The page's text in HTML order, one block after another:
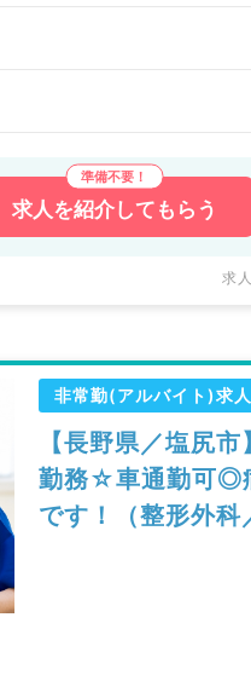
求人を紹介してもらう
求
非常勤(アルバイト)求人
【長野県／塩尻
勤務☆車通勤可◎
です！（整形外科